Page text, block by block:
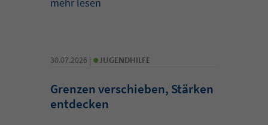
30.07.2026 | • JUGENDHILFE
Grenzen verschieben, Stärken
entdecken